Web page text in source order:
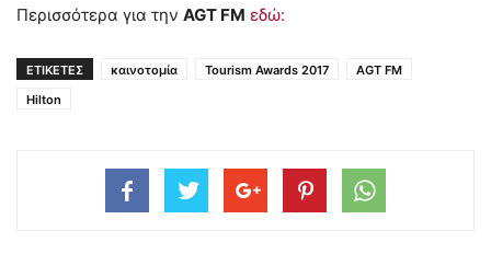
Περισσότερα για την AGT FM εδώ:
ΕΤΙΚΕΤΕΣ καινοτομία Tourism Awards 2017
AGT FM
Hilton